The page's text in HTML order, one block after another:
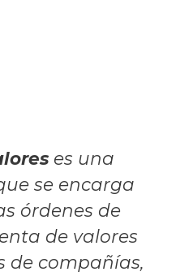
es una
se encarga
órdenes de
de valores
de compañías,